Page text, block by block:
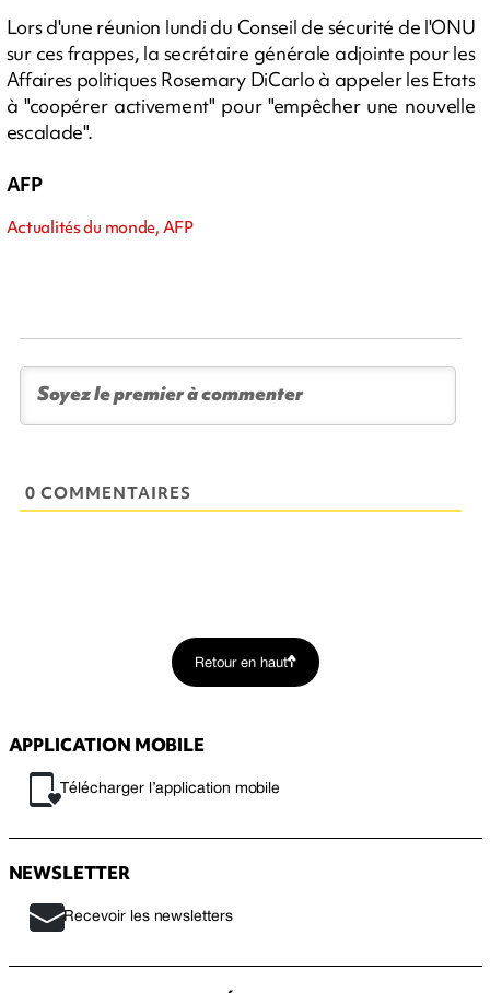
Lors d'une réunion lundi du Conseil de sécurité de l'ONU
sur ces frappes, la secrétaire générale adjointe pour les
Affaires politiques Rosemary DiCarlo à appeler les Etats
à "coopérer activement" pour "empêcher une nouvelle
escalade".
AFP
Actualités du monde, AFP
0 COMMENTAIRES
Retour en haut
APPLICATION MOBILE
Télécharger l’application mobile
NEWSLETTER
Recevoir les newsletters